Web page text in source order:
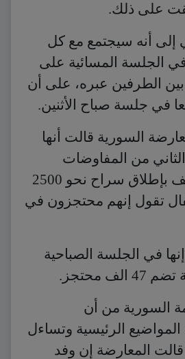
على ذلك.
إلى أنه سيجتمع مع كل
المسائية على
بين الطرفين عبره، على أن
في جلسة صباح الأثنين.
السورية قالت أنها
من المفاوضات
المباشرة في جنيف بإطلاق سراح نحو 2500
تقول إنهم محتجزون في
في الجلسة الصباحية
محتجز.
السورية من أن
المواضيع الرئيسية وتساءل
قالت المعارضة إن وفد